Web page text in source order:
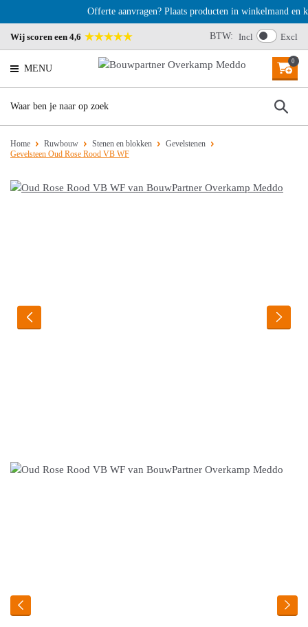
Offerte aanvragen? Plaats producten in winkelmand en
Wij scoren een 4,6 BTW: Incl Excl
MENU
0
Home Ruwbouw Stenen en blokken
Gevelstenen
Gevelsteen Oud Rose Rood VB WF